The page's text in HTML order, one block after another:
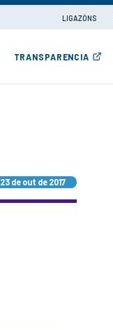
LIGAZÓNS
TRANSPARENCIA
23 de out de 2017